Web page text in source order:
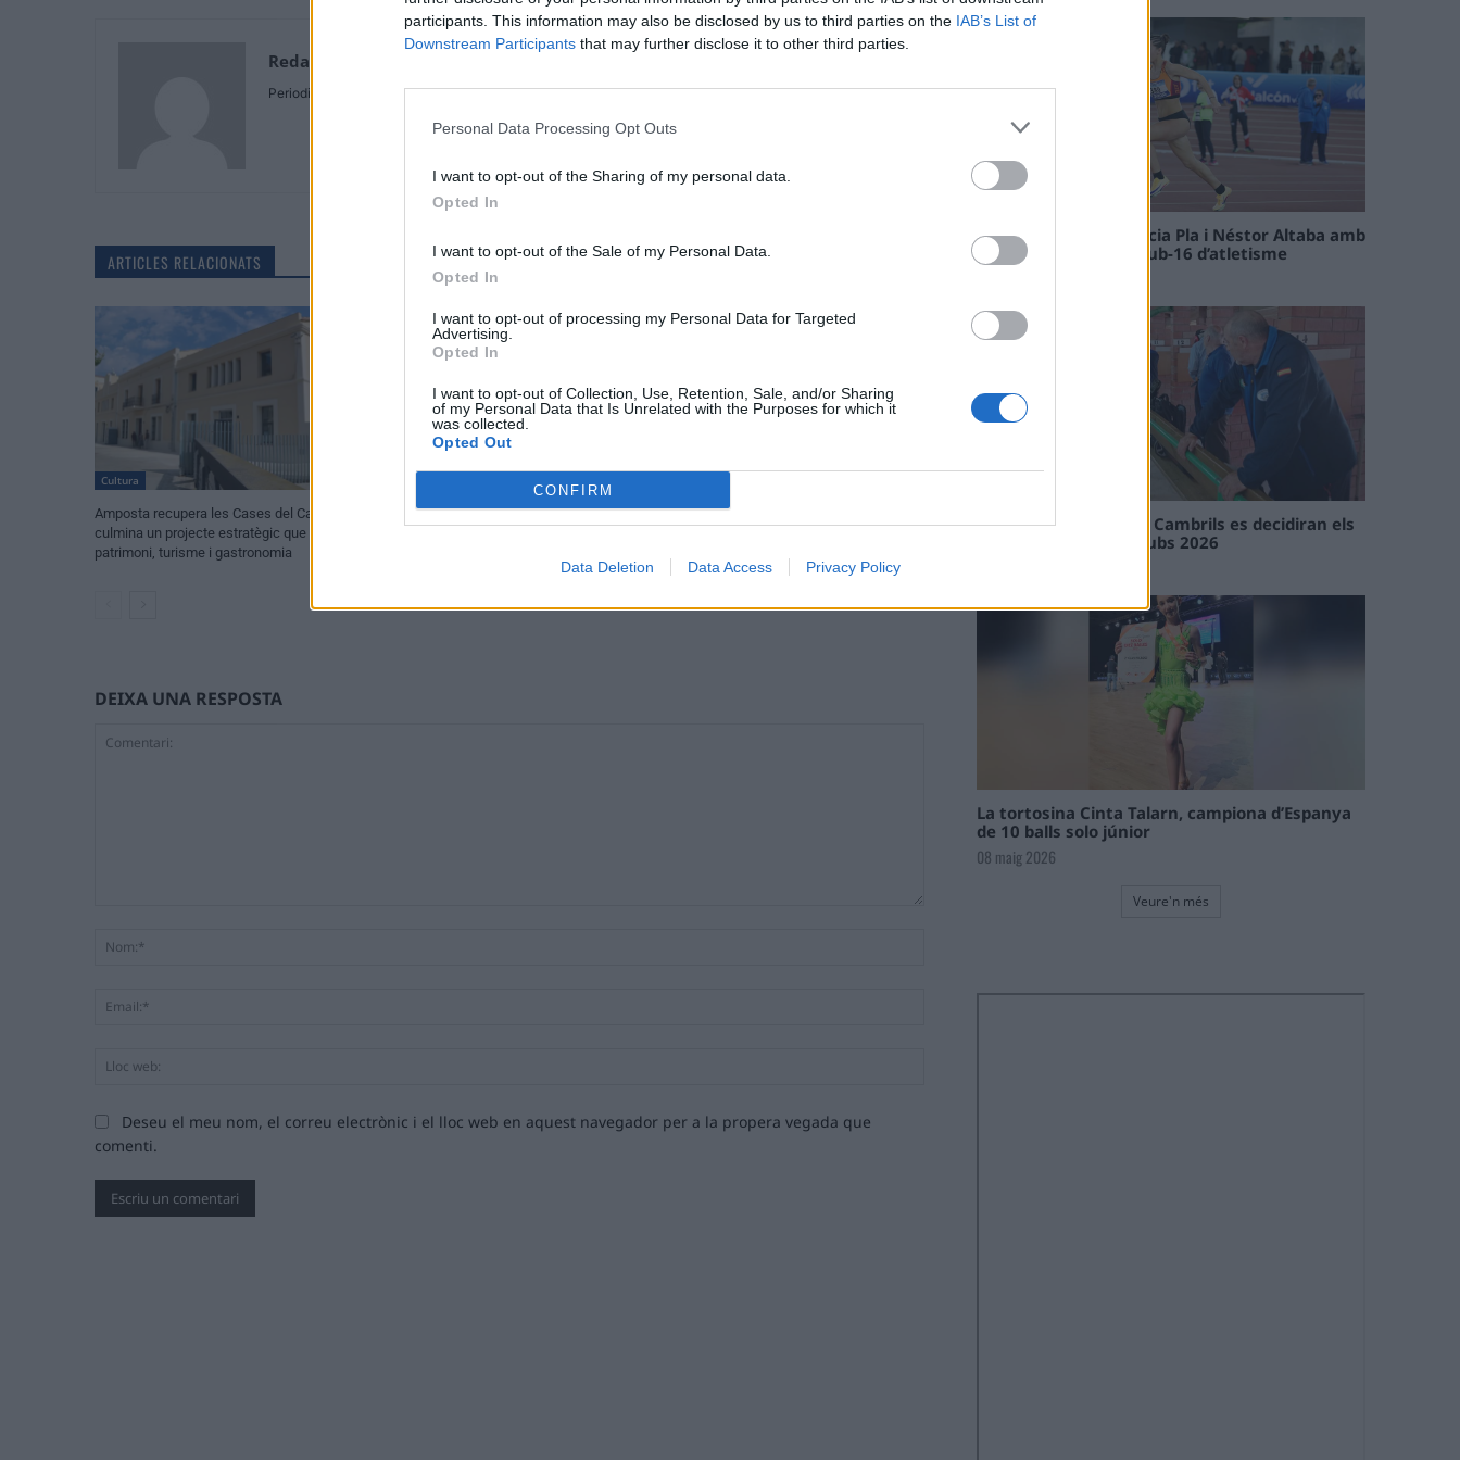
participants. This information may also be disclosed by us to third parties on the IAB’s List of
Downstream Participants that may further disclose it to other third parties.
Personal Data Processing Opt Outs
I want to opt-out of the Sharing of my personal data.
Opted In
I want to opt-out of the Sale of my Personal Data.
Opted In
I want to opt-out of processing my Personal Data for Targeted
Advertising.
Opted In
I want to opt-out of Collection, Use, Retention, Sale, and/or Sharing
of my Personal Data that Is Unrelated with the Purposes for which it
was collected.
Opted Out
CONFIRM
Data Deletion Data Access Privacy Policy
Redaccio
Periodistes
ARTICLES RELACIONATS
Cultura
Amposta recupera les Cases del Castell i
culmina un projecte estratègic que vincula
patrimoni, turisme i gastronomia
Els vestits de paper guanyen força
“L’eclipsi serà una oportunitat també per a
DEIXA UNA RESPOSTA
Deseu el meu nom, el correu electrònic i el lloc web en aquest navegador per a la propera vegada que
comenti.
Paula Sintorres, Patrícia Pla i Néstor Altaba amb
la selecció catalana sub-16 d’atletisme
En les tirades de Flix i Cambrils es decidiran els
campions de l’Interclubs 2026
La tortosina Cinta Talarn, campiona d’Espanya
de 10 balls solo júnior
08 maig 2026
Veure'n més